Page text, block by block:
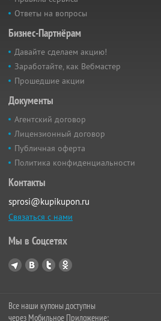
Ответы на вопросы
Бизнес-Партнёрам
Давайте сделаем акцию!
Заработайте, как Вебмастер
Прошедшие акции
Документы
Агентский договор
Лицензионный договор
Публичная оферта
Политика конфиденциальности
Контакты
sprosi@kupikupon.ru
Связаться с нами
Мы в Соцсетях
Все наши купоны доступны
через Мобильное Приложение: